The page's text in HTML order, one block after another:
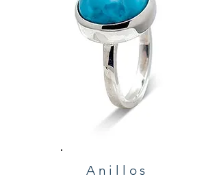
Anillos